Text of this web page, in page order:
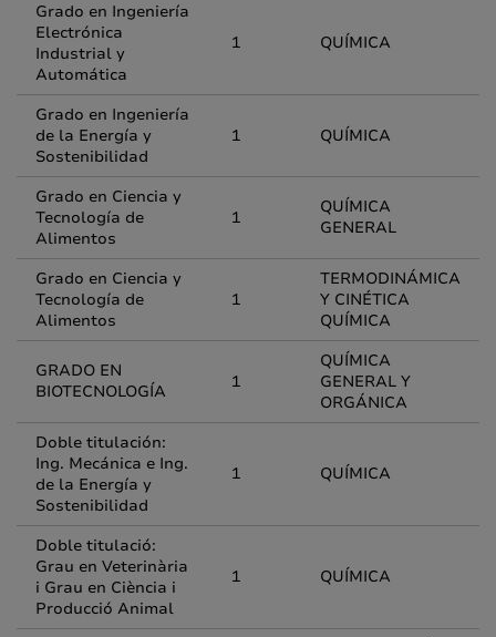
Grado en Ingeniería
Electrónica
Industrial y
Automática
1 QUÍMICA
Grado en Ingeniería
de la Energía y
Sostenibilidad
1 QUÍMICA
Grado en Ciencia y
Tecnología de
Alimentos
1
QUÍMICA
GENERAL
Grado en Ciencia y
Tecnología de
Alimentos
1
TERMODINÁMICA
Y CINÉTICA
QUÍMICA
GRADO EN
BIOTECNOLOGÍA
1
QUÍMICA
GENERAL Y
ORGÁNICA
Doble titulación:
Ing. Mecánica e Ing.
de la Energía y
Sostenibilidad
1 QUÍMICA
Doble titulació:
Grau en Veterinària
i Grau en Ciència i
Producció Animal
1 QUÍMICA